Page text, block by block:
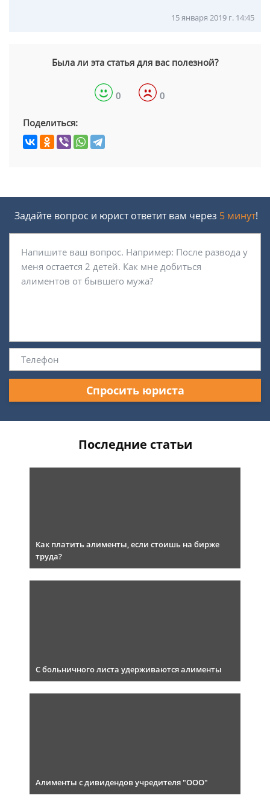
15 января 2019 г. 14:45
Была ли эта статья для вас полезной?
0 0
Поделиться:
Задайте вопрос и юрист ответит вам через 5 минут!
Спросить юриста
Последние статьи
Как платить алименты, если стоишь на бирже
труда?
С больничного листа удерживаются алименты
Алименты с дивидендов учредителя "ООО"